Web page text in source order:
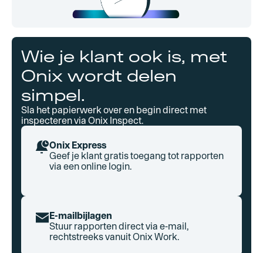
Wie je klant ook is, met
Onix wordt delen
simpel.
Sla het papierwerk over en begin direct met
inspecteren via Onix Inspect.
Onix Express
Geef je klant gratis toegang tot rapporten
via een online login.
E-mailbijlagen
Stuur rapporten direct via e-mail,
rechtstreeks vanuit Onix Work.